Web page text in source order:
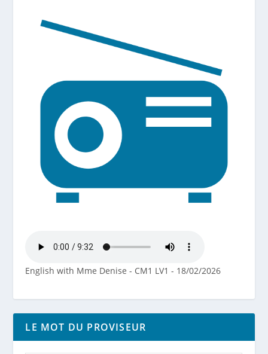
English with Mme Denise - CM1 LV1 - 18/02/2026
LE MOT DU PROVISEUR